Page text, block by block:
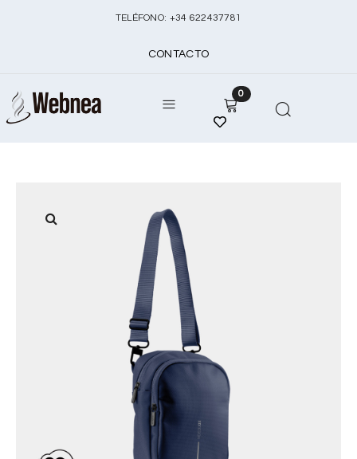
TELÉFONO: +34 622437781
CONTACTO
0